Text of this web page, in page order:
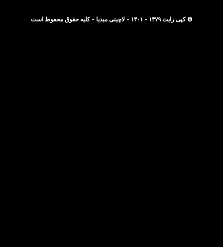
© کپی رایت ۱۳۷۹ - ۱۴۰۱ - لاچینی میدیا - کلیه حقوق محفوظ است